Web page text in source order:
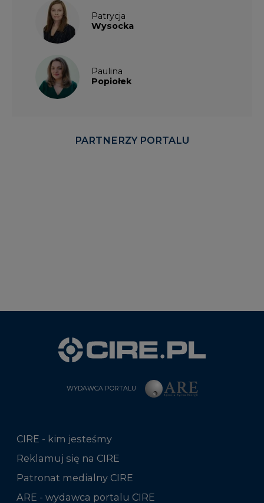
Patrycja
Wysocka
Paulina
Popiołek
PARTNERZY PORTALU
WYDAWCA PORTALU
CIRE - kim jesteśmy
Reklamuj się na CIRE
Patronat medialny CIRE
ARE - wydawca portalu CIRE